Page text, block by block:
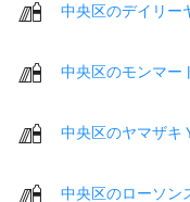
中央区のデイリー
中央区のモンマー
中央区のヤマザキ
中央区のローソン